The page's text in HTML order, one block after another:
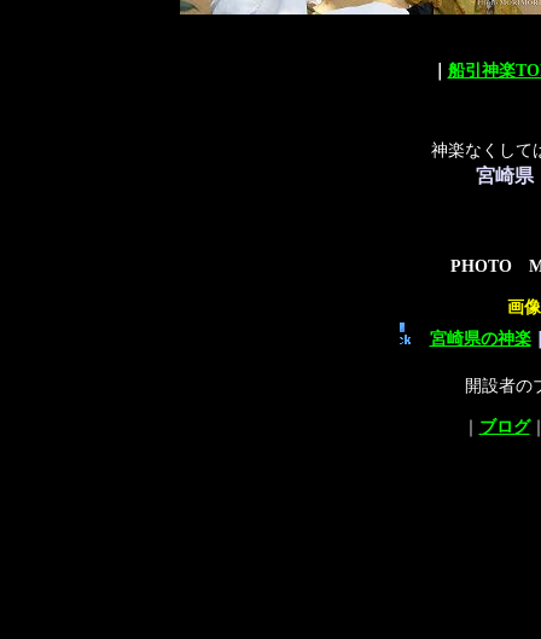
船引神楽
神楽なくし
宮崎
PHOTO
画
宮崎県の神楽
開設者
ブログ